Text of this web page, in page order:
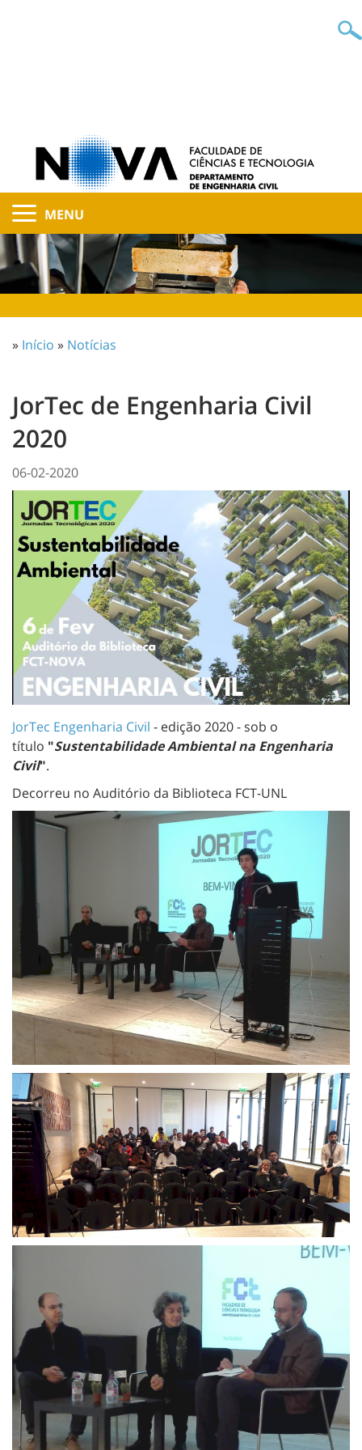
MENU
» Início » Notícias
JorTec de Engenharia Civil
2020
06-02-2020
JorTec Engenharia Civil - edição 2020 - sob o
título "Sustentabilidade Ambiental na Engenharia
Civil".
Decorreu no Auditório da Biblioteca FCT-UNL